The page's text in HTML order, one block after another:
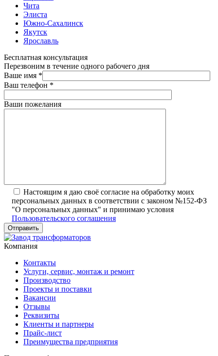
Чита
Элиста
Южно-Сахалинск
Якутск
Ярославль
Бесплатная консультация
Перезвоним в течение одного рабочего дня
Ваше имя *
Ваш телефон *
Ваши пожелания
Настоящим я даю своё согласие на обработку моих
персональных данных в соответствии с законом №152-ФЗ
"О персональных данных" и принимаю условия
Пользовательского соглашения
Компания
Контакты
Услуги, сервис, монтаж и ремонт
Производство
Проекты и поставки
Вакансии
Отзывы
Реквизиты
Клиенты и партнеры
Прайс-лист
Преимущества предприятия